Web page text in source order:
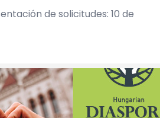
de solicitudes: 10 de